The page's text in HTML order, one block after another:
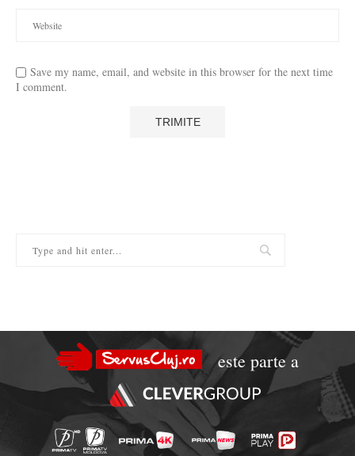
Save my name, email, and website in this browser for the next time
I comment.
este parte a